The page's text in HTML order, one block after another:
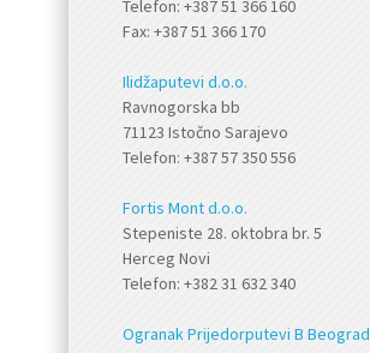
Telefon: +387 51 366 160
Fax: +387 51 366 170
Ilidžaputevi d.o.o.
Ravnogorska bb
71123 Istočno Sarajevo
Telefon: +387 57 350 556
Fortis Mont d.o.o.
Stepeniste 28. oktobra br. 5
Herceg Novi
Telefon: +382 31 632 340
Ogranak Prijedorputevi B Beograd